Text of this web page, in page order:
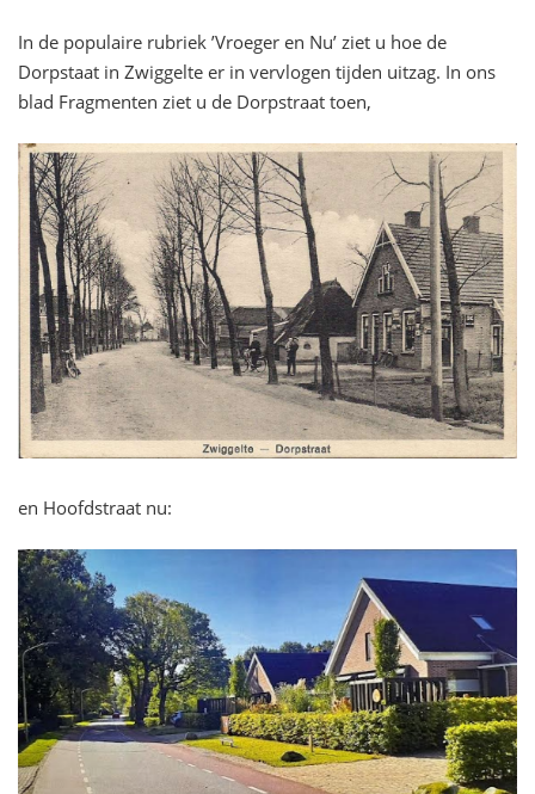
In de populaire rubriek ’Vroeger en Nu’ ziet u hoe de
Dorpstaat in Zwiggelte er in vervlogen tijden uitzag. In ons
blad Fragmenten ziet u de Dorpstraat toen,
en Hoofdstraat nu: